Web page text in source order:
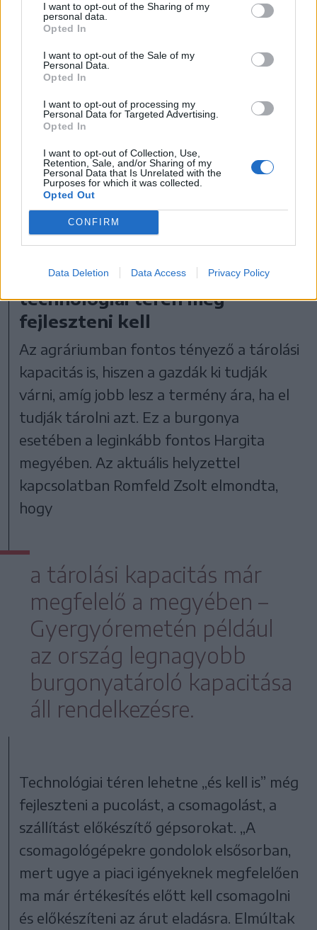
I want to opt-out of the Sharing of my
personal data.
Opted In
I want to opt-out of the Sale of my
Personal Data.
Opted In
I want to opt-out of processing my
Personal Data for Targeted Advertising.
Opted In
I want to opt-out of Collection, Use,
Retention, Sale, and/or Sharing of my
Personal Data that Is Unrelated with the
Purposes for which it was collected.
Opted Out
CONFIRM
Data Deletion Data Access Privacy Policy
FOTÓ: VERES NÁNDOR
A tárolási kapacitás jó,
technológiai téren még
fejleszteni kell
Az agráriumban fontos tényező a tárolási
kapacitás is, hiszen a gazdák ki tudják
várni, amíg jobb lesz a termény ára, ha el
tudják tárolni azt. Ez a burgonya
esetében a leginkább fontos Hargita
megyében. Az aktuális helyzettel
kapcsolatban Romfeld Zsolt elmondta,
hogy
a tárolási kapacitás már
megfelelő a megyében –
Gyergyóremetén például
az ország legnagyobb
burgonyatároló kapacitása
áll rendelkezésre.
Technológiai téren lehetne „és kell is” még
fejleszteni a pucolást, a csomagolást, a
szállítást előkészítő gépsorokat. „A
csomagológépekre gondolok elsősorban,
mert ugye a piaci igényeknek megfelelően
ma már értékesítés előtt kell csomagolni
és előkészíteni az árut eladásra. Elmúltak